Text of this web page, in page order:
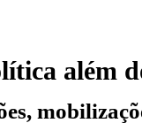
além